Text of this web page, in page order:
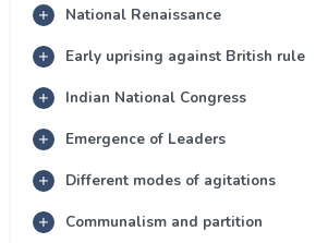
National Renaissance
Early uprising against British rule
Indian National Congress
Emergence of Leaders
Different modes of agitations
Communalism and partition